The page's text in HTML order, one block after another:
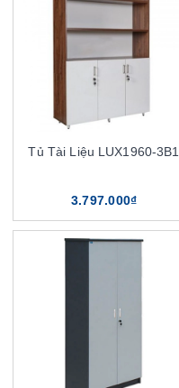
Tủ Tài Liệu LUX1960-3B1
3.797.000₫